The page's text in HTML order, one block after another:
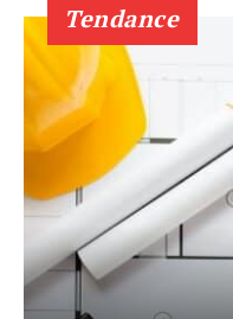
Tendance